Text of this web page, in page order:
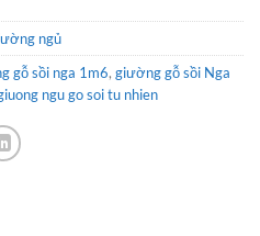
ngủ
gỗ sồi nga 1m6, giường gỗ sồi Nga
ngu go soi tu nhien